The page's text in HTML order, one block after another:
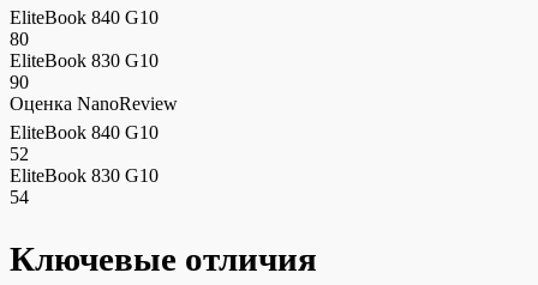
EliteBook 840 G10
80
EliteBook 830 G10
90
Оценка NanoReview
EliteBook 840 G10
52
EliteBook 830 G10
54
Ключевые отличия